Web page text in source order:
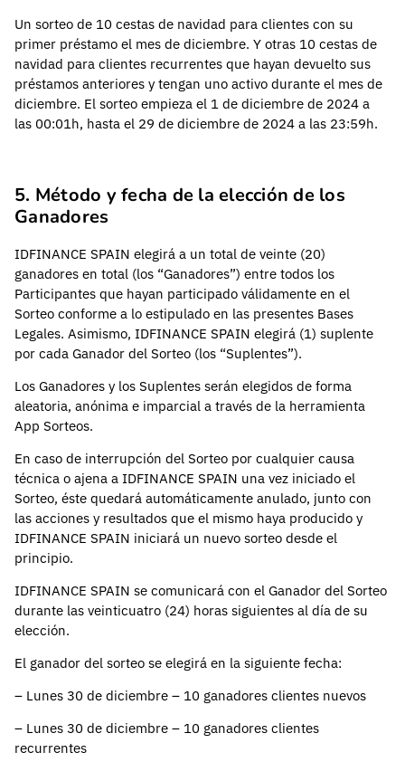
Un sorteo de 10 cestas de navidad para clientes con su
primer préstamo el mes de diciembre. Y otras 10 cestas de
navidad para clientes recurrentes que hayan devuelto sus
préstamos anteriores y tengan uno activo durante el mes de
diciembre. El sorteo empieza el 1 de diciembre de 2024 a
las 00:01h, hasta el 29 de diciembre de 2024 a las 23:59h.
5. Método y fecha de la elección de los
Ganadores
IDFINANCE SPAIN elegirá a un total de veinte (20)
ganadores en total (los “Ganadores”) entre todos los
Participantes que hayan participado válidamente en el
Sorteo conforme a lo estipulado en las presentes Bases
Legales. Asimismo, IDFINANCE SPAIN elegirá (1) suplente
por cada Ganador del Sorteo (los “Suplentes”).
Los Ganadores y los Suplentes serán elegidos de forma
aleatoria, anónima e imparcial a través de la herramienta
App Sorteos.
En caso de interrupción del Sorteo por cualquier causa
técnica o ajena a IDFINANCE SPAIN una vez iniciado el
Sorteo, éste quedará automáticamente anulado, junto con
las acciones y resultados que el mismo haya producido y
IDFINANCE SPAIN iniciará un nuevo sorteo desde el
principio.
IDFINANCE SPAIN se comunicará con el Ganador del Sorteo
durante las veinticuatro (24) horas siguientes al día de su
elección.
El ganador del sorteo se elegirá en la siguiente fecha:
– Lunes 30 de diciembre – 10 ganadores clientes nuevos
– Lunes 30 de diciembre – 10 ganadores clientes
recurrentes